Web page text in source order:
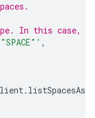
In this case,
,
.